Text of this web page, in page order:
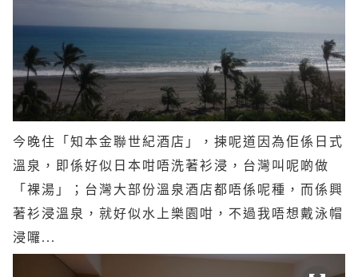
今晚住「知本金聯世紀酒店」，揀呢道因為佢係日式
溫泉，即係好似日本咁唔洗著衫浸，台灣叫呢啲做
「裸湯」；台灣大部份溫泉酒店都唔係呢種，而係興
著衫浸溫泉，就好似水上樂園咁，不過我唔想戴泳帽
浸囉...